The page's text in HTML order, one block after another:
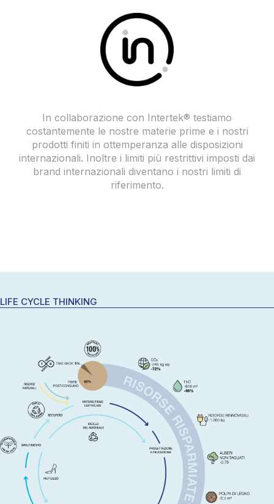
In collaborazione con Intertek® testiamo
costantemente le nostre materie prime e i nostri
prodotti finiti in ottemperanza alle disposizioni
internazionali. Inoltre i limiti più restrittivi imposti dai
brand internazionali diventano i nostri limiti di
riferimento.
LIFE CYCLE THINKING